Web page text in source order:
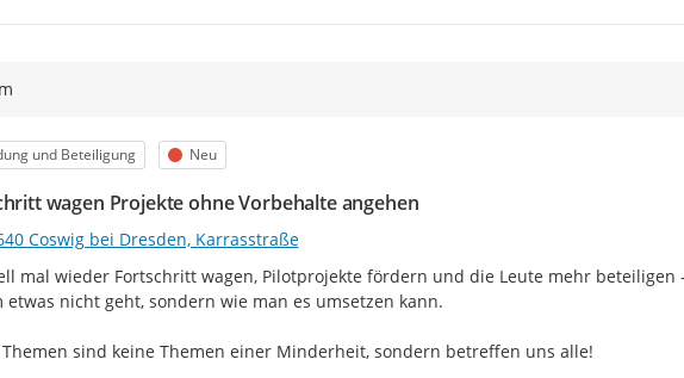
und Beteiligung Status
Neu
wagen Projekte ohne Vorbehalte angehen
Coswig bei Dresden, Karrasstraße
mal wieder Fortschritt wagen, Pilotprojekte fördern und die Leute mehr
etwas nicht geht, sondern wie man es umsetzen kann.
sind keine Themen einer Minderheit, sondern betreffen uns alle!